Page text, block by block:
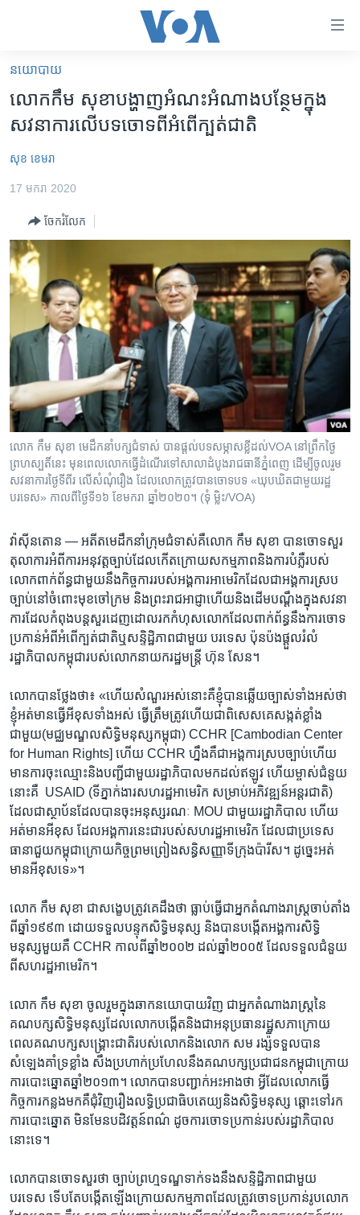
គេហទំព័រ​
ទាក់ទង
និង​
ទំព័រ​
ម្តង
រំលង​
និង​
ទំព័រ​
សម្ព័ន្ធ​
រំលង​
និង​
ទៅ​
កាន់​
ទំព័រ​
រក
កម្ពុជាច្នៃប្រតិដ្ឋ
ព្រឹត្តិការណ៍ព័ត៌មាន
ទូរទស្សន៍ / វីដេអូ​
វិទ្យុ / ផតខាសថ៍
កម្មវិធីទាំងអស់
Khmer English
បណ្តាញ​សង្គម
នយោបាយ
លោក​កឹម សុខា​បង្ហាញ​អំណះអំណាង​បន្ថែម​ក្នុង​
សវនាការ​លើ​បទ​ចោទ​ពី​អំពើ​ក្បត់​ជាតិ
សុខ ខេមរា
17 មករា 2020
ចែករំលែក
លោក កឹម សុខា មេដឹកនាំ​បក្សជំទាស់ បាន​ផ្ដល់បទ​សម្ភាសខ្លីដល់VOA នៅព្រឹក​ថ្ងៃ
ព្រហស្បតិ៍​នេះ មុនពេល​លោក​ធ្វើដំណើរ​ទៅសាលា​ដំបូង​រាជធានី​ភ្នំពេញ ដើម្បីចូលរួម​
សវនាការ​ថ្ងៃទីពីរ លើ​សំណុំរឿង ដែល​លោក​ត្រូវបាន​ចោទបទ «ឃុបឃិតជាមួយរដ្ឋ
បរទេស» កាល​ពីថ្ងៃទី១៦ ខែមករា ឆ្នាំ២០២០។ (ទុំ ម្លិះ/VOA)
វ៉ាស៊ីនតោន — អតីត​មេដឹកនាំ​ក្រុម​ជំទាស់​គឺ​លោក​ កឹម សុខា ​បាន​ចោទ​សួរ​
តុលាការ​អំពី​ការ​អនុវត្ត​ច្បាប់​ដែល​កើត​ក្រោយ​សកម្មភាព​និង​ការ​បំភ្លឺ​របស់​
លោក​ពាក់ព័ន្ធ​ជាមួយ​នឹង​កិច្ចការ​របស់​អង្គការ​អាមេរិក​ដែល​ជា​អង្គការ​ស្រប
ច្បាប់​នៅ​ចំពោះ​មុខ​ចៅក្រម ​និង​ព្រះរាជអាជ្ញា​ហើយ​និង​ដើម​បណ្ដឹង​ក្នុង​សវនា
ការ​ដែល​កំពុង​បន្ត​សួរ​ដេញដោល​រក​កំហុស​លោក​ដែល​ពាក់ព័ន្ធ​នឹង​ការ​ចោទ​
ប្រកាន់​អំពី​អំពើ​ក្បត់​ជាតិ​ឬ​សន្ទិដ្ឋិភាព​ជាមួយ បរទេស​ ប៉ុនប៉ង​ផ្ដួល​រំលំ​
រដ្ឋាភិបាល​កម្ពុជា​របស់​លោក​នាយករដ្ឋមន្ត្រី ​ហ៊ុន សែន។
លោក​បាន​ថ្លែង​ថា៖ «ហើយ​សំណួរ​អស់​នោះ​គឺ​ខ្ញុំ​បាន​ឆ្លើយ​ច្បាស់​ទាំងអស់​ថា​
ខ្ញុំ​អត់​មាន​ធ្វើ​អី​ខុស​ទាំងអស់ ធ្វើ​ត្រឹមត្រូវ​ហើយ​ជា​ពិសេស​គេ​សង្កត់​ខ្លាំង​
ជាមួយ​(មជ្ឈ​មណ្ឌល​សិទ្ធិ​មនុស្ស​កម្ពុជា) CCHR [Cambodian Center
for Human Rights] ​ហើយ​ CCHR​ ហ្នឹង​គឺជា​អង្គការ​ស្រប​ច្បាប់​ហើយ​
មាន​ការ​ចុះឈ្មោះ​និង​បញ្ជី​ជាមួយ​រដ្ឋាភិបាល​មកដល់​ឥឡូវ​ ហើយ​ម្ចាស់​ជំនួយ​
នោះ​គឺ​ ​ USAID ​(ទី​ភ្នាក់ងារ​សហរដ្ឋ​អាមេរិក សម្រាប់​អភិវឌ្ឍន៍​អន្តរជាតិ)
ដែល​ជា​ស្ថាប័ន​ដែល​បាន​ចុះ​អនុស្សរណៈ MOU ​ជាមួយ​រដ្ឋាភិបាល ​ហើយ​
អត់​មាន​អី​ខុស ​ដែល​អង្គការ​នេះ​ជា​របស់​សហរដ្ឋ​អាមេរិក ​ដែល​ជា​ប្រទេស
ធានា​ជួយ​កម្ពុជា​ក្រោយ​កិច្ចព្រមព្រៀង​សន្ធិសញ្ញា​ទីក្រុង​ប៉ារីស។​ ដូច្នេះ​អត់
មាន​អី​ខុស​ទេ»។
លោក​ កឹម សុខា​ ជា​សង្ខេប​ត្រូវ​គេ​ដឹង​ថា​ ធ្លាប់​ធ្វើ​ជា​អ្នក​តំណាងរាស្ត្រ​ចាប់​តាំង​
ពី​ឆ្នាំ​១៩៩៣​ ដោយ​ទទួល​បន្ទុក​សិទ្ធិមនុស្ស ​និង​បាន​បង្កើត​អង្គការ​សិទ្ធិ
មនុស្ស​មួយ​គឺ​ CCHR កាល​ពី​ឆ្នាំ​២០០២ ​ដល់​ឆ្នាំ​២០០៥​ ដែល​ទទួល​ជំនួយ​
ពី​សហរដ្ឋ​អាមេរិក។​
លោក​ កឹម សុខា​ ចូលរួម​ក្នុង​ឆាក​នយោបាយ​វិញ​ ជា​អ្នក​តំណាងរាស្ត្រ​នៃ​
គណបក្ស​សិទ្ធិ​មនុស្ស​ដែល​លោក​បង្កើត​និង​ជា​អនុប្រធាន​រដ្ឋសភា​ក្រោយ​
ពេល​គណបក្ស​សង្គ្រោះ​ជាតិ​របស់​លោក​និង​លោក​ សម រង្ស៉ី​ទទួល​បាន​
សំឡេង​គាំទ្រ​ខ្លាំង ​សឹង​ប្រហាក់​ប្រហែល​នឹង​គណបក្ស​ប្រជាជន​កម្ពុជា​ក្រោយ​
ការ​បោះឆ្នោត​ឆ្នាំ​២០១៣។ ​លោក​បាន​បញ្ជាក់​អះ​អាង​ថា ​អ្វី​ដែល​លោក​ធ្វើ​
កិច្ចការ​កន្លង​មក​គឺ​ជុំវិញ​រឿង​លទ្ធិ​ប្រជាធិបតេយ្យ​និង​សិទ្ធិ​មនុស្ស ​ឆ្ពោះ​ទៅ​រក​
ការ​បោះឆ្នោត​ មិនមែន​បដិវត្តន៍​ពណ៌ ​ដូច​ការ​ចោទ​ប្រកាន់​របស់​រដ្ឋាភិបាល​
នោះ​ទេ។​
លោក​បាន​ចោទ​សួរ​ថា ​ច្បាប់​ព្រហ្មទណ្ឌ​ទាក់ទង​នឹង​សន្ទិដ្ឋិភាព​ជាមួយ​
បរទេស​ ទើប​តែ​បង្កើត​ឡើង​ក្រោយ​សកម្មភាព​ដែល​ត្រូវ​ចោទ​ប្រកាន់​រូបលោក